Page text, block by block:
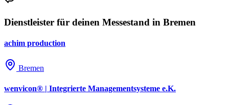
Dienstleister für deinen Messestand in Bremen
achim production
Bremen
wenvicon® | Integrierte Managementsysteme e.K.